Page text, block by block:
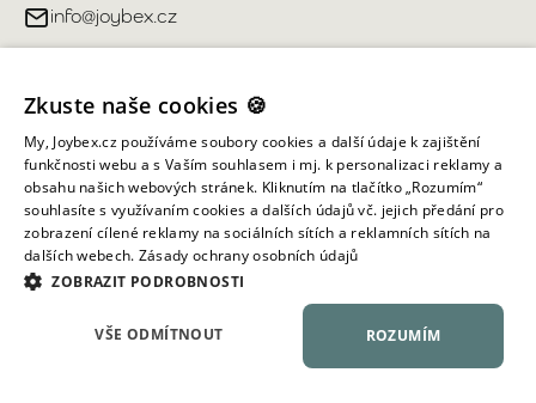
info@joybex.cz
Můj účet
Informace obchodu
Všechna práva vyhrazena ©
Zkuste naše cookies 🍪
My, Joybex.cz používáme soubory cookies a další údaje k zajištění
funkčnosti webu a s Vaším souhlasem i mj. k personalizaci reklamy a
obsahu našich webových stránek. Kliknutím na tlačítko „Rozumím“
souhlasíte s využívaním cookies a dalších údajů vč. jejich předání pro
zobrazení cílené reklamy na sociálních sítích a reklamních sítích na
dalších webech. Zásady ochrany osobních údajů
ZOBRAZIT PODROBNOSTI
ROZUMÍM
VŠE ODMÍTNOUT